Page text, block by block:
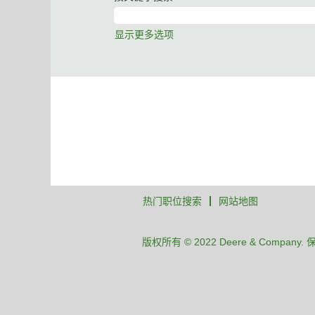
显示更多选项
热门职位搜索 网站地图
版权所有 © 2022 Deere & Company. 保